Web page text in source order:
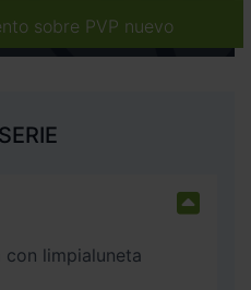
sobre PVP nuevo